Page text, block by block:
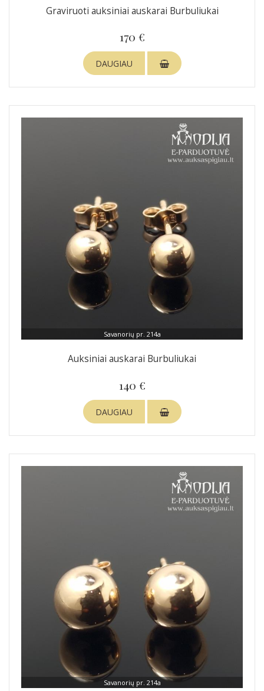
Graviruoti auksiniai auskarai Burbuliukai
170 €
DAUGIAU
Savanorių pr. 214a
Auksiniai auskarai Burbuliukai
140 €
DAUGIAU
Savanorių pr. 214a